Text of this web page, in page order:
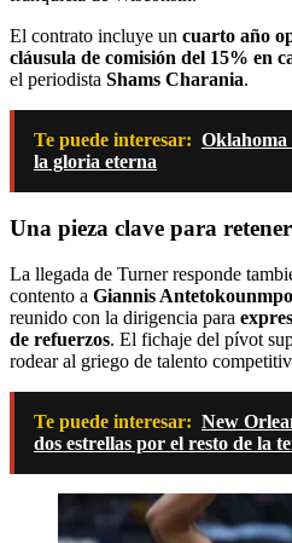
El contrato incluye un cuarto año
cláusula de comisión del 15% en
el periodista Shams Charania.
Te puede interesar: Oklahoma
la gloria eterna
Una pieza clave para
La llegada de Turner responde
contento a Giannis Antetokounmpo
reunido con la dirigencia para
de refuerzos. El fichaje del pívot
rodear al griego de talento
Te puede interesar: New
dos estrellas por el resto de la